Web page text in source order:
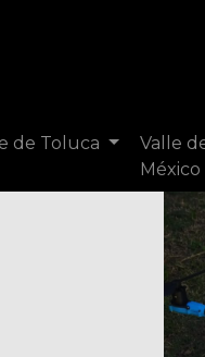
de Toluca
Valle
México